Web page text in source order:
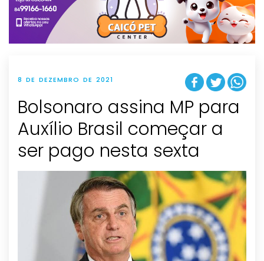
t
i
o
n
8 DE DEZEMBRO DE 2021
Bolsonaro assina MP para
Auxílio Brasil começar a
ser pago nesta sexta